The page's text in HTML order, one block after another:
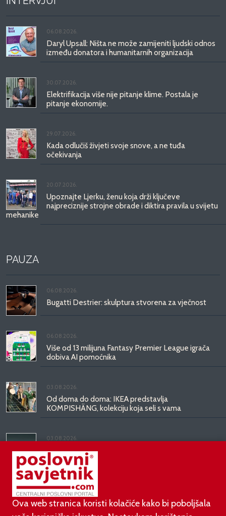
06.08.2026.
Daryl Upsall: Ništa ne može zamijeniti ljudski odnos
između donatora i humanitarnih organizacija
30.07.2026.
Elektrifikacija više nije pitanje klime. Postala je
pitanje ekonomije.
29.07.2026.
Kada odlučiš živjeti svoje snove, a ne tuđa
očekivanja
20.07.2026.
Upoznajte Ljerku, ženu koja drži ključeve
najpreciznije strojne obrade i diktira pravila u svijetu
mehanike
PAUZA
06.08.2026.
Bugatti Destrier: skulptura stvorena za vječnost
06.08.2026.
Više od 13 milijuna Fantasy Premier League igrača
dobiva AI pomoćnika
03.08.2026.
Od doma do doma: IKEA predstavlja
KOMPISHÄNG, kolekciju koja seli s vama
03.08.2026.
Kineski BYD predstavio luksuznu limuzinu veću od
Mercedesove S-klase, obećava domet do 1.000
kilometara
Ova web stranica koristi kolačiće kako bi poboljšala